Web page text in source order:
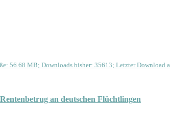
56.68 MB; Downloads bisher: 35613; Letzter Download
an deutschen Flüchtlingen